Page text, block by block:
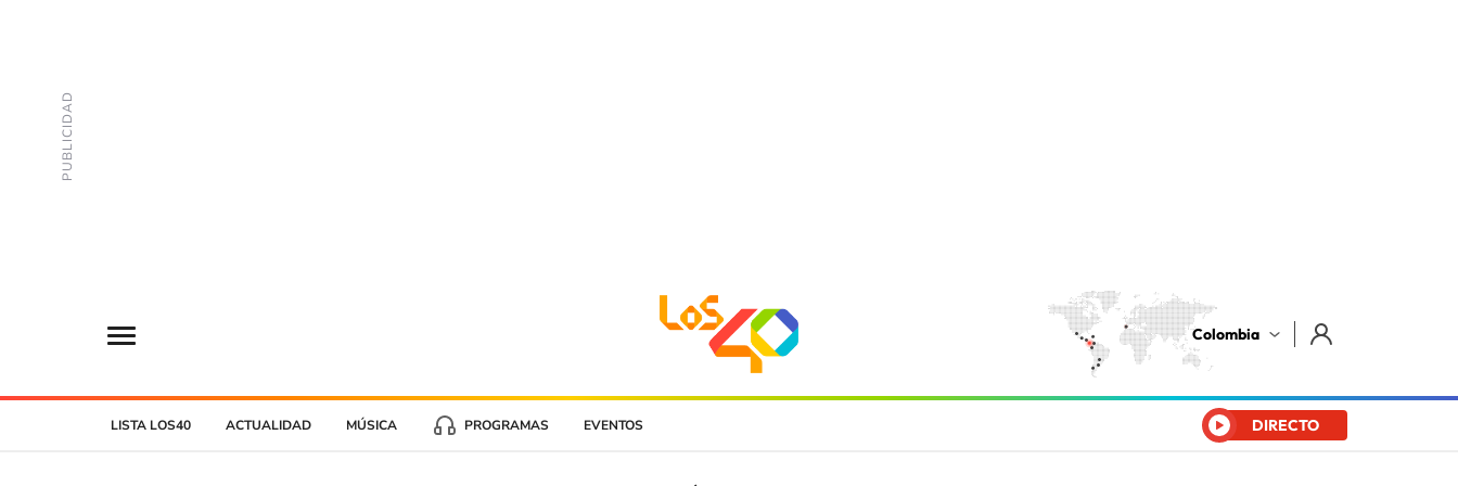
Colombia
LISTA LOS40 ACTUALIDAD MÚSICA PROGRAMAS EVENTOS DIRECTO